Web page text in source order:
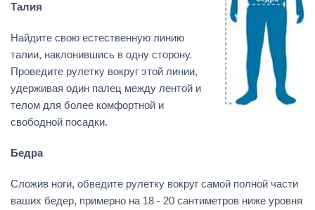
Талия
Найдите свою естественную линию
талии, наклонившись в одну сторону.
Проведите рулетку вокруг этой линии,
удерживая один палец между лентой и
телом для более комфортной и
свободной посадки.
Бедра
Сложив ноги, обведите рулетку вокруг самой полной части
ваших бедер, примерно на 18 - 20 сантиметров ниже уровня